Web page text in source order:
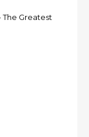
The Greatest